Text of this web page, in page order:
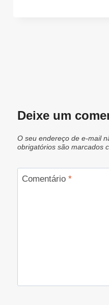
Deixe um
O seu endereço de e-mail
obrigatórios são marcados
Comentário *